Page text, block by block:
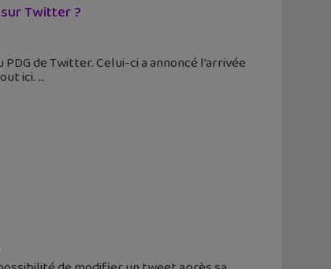
Twitter ?
de Twitter. Celui-ci a annoncé l’arrivée
ici.